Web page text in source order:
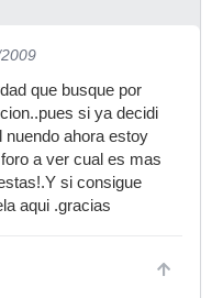
que busque por
si ya decidi
nuendo ahora estoy
a ver cual es mas
si consigue
aqui .gracias